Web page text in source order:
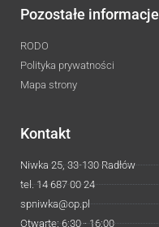
Pozostałe informacje
RODO
Polityka prywatności
Mapa strony
Kontakt
Niwka 25, 33-130 Radłów
tel. 14 687 00 24
spniwka@op.pl
Otwarte: 6:30 - 16:00